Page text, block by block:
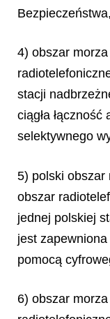
Bezpieczeństwa,
4) obszar
stacji
ciągła
selektywnego
5) polski obszar
obszar
jednej polskiej
jest zapewniona
pomocą
6) obszar